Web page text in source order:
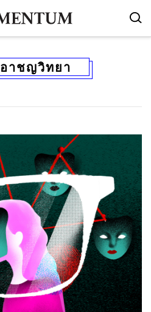
อาชญวิทยา